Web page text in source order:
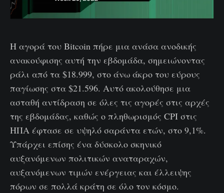
Η αγορά του Bitcoin πήρε μια ανάσα ανοδικής
ανακούφισης αυτή την εβδομάδα, σημειώνοντας
ράλι από τα $18.999, στο άνω άκρο του εύρους
παγίωσης στα $21.596. Αυτό ακολούθησε μια
ασταθή αντίδραση σε όλες τις αγορές στις αρχές
της εβδομάδας, καθώς ο πληθωρισμός CPI στις
ΗΠΑ έφτασε σε υψηλό σαράντα ετών, στο 9,1%.
Υπάρχει επίσης ένα δύσκολο σκηνικό
αυξανόμενων πολιτικών αναταραχών,
αυξανόμενων τιμών ενέργειας και έλλειψης
πόρων σε πολλά κράτη σε όλο τον κόσμο.